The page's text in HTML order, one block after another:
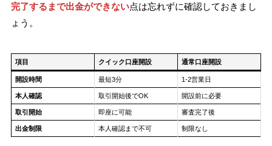
完了するまで出金ができない点は忘れずに確認しておきまし
ょう。
項目 クイック口座開設 通常口座開設
開設時間 最短3分 1-2営業日
本人確認 取引開始後でOK 開設前に必要
取引開始 即座に可能 審査完了後
出金制限 本人確認まで不可 制限なし